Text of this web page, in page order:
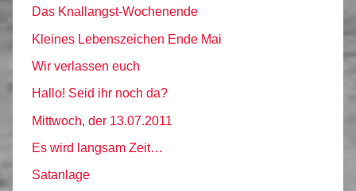
Das Knallangst-Wochenende
Kleines Lebenszeichen Ende Mai
Wir verlassen euch
Hallo! Seid ihr noch da?
Mittwoch, der 13.07.2011
Es wird langsam Zeit…
Satanlage